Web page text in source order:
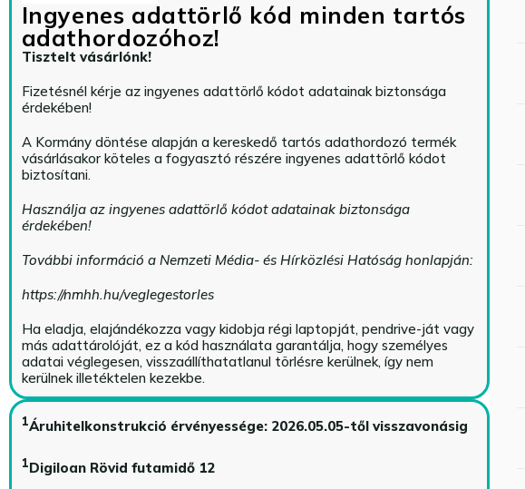
Ingyenes adattörlő kód minden tartós
adathordozóhoz!
Tisztelt vásárlónk!
Fizetésnél kérje az ingyenes adattörlő kódot adatainak biztonsága
érdekében!
A Kormány döntése alapján a kereskedő tartós adathordozó termék
vásárlásakor köteles a fogyasztó részére ingyenes adattörlő kódot
biztosítani.
Használja az ingyenes adattörlő kódot adatainak biztonsága
érdekében!
További információ a Nemzeti Média- és Hírközlési Hatóság honlapján:
https://nmhh.hu/veglegestorles
Ha eladja, elajándékozza vagy kidobja régi laptopját, pendrive-ját vagy
más adattárolóját, ez a kód használata garantálja, hogy személyes
adatai véglegesen, visszaállíthatatlanul törlésre kerülnek, így nem
kerülnek illetéktelen kezekbe.
1Áruhitelkonstrukció érvényessége: 2026.05.05-től visszavonásig
1Digiloan Rövid futamidő 12